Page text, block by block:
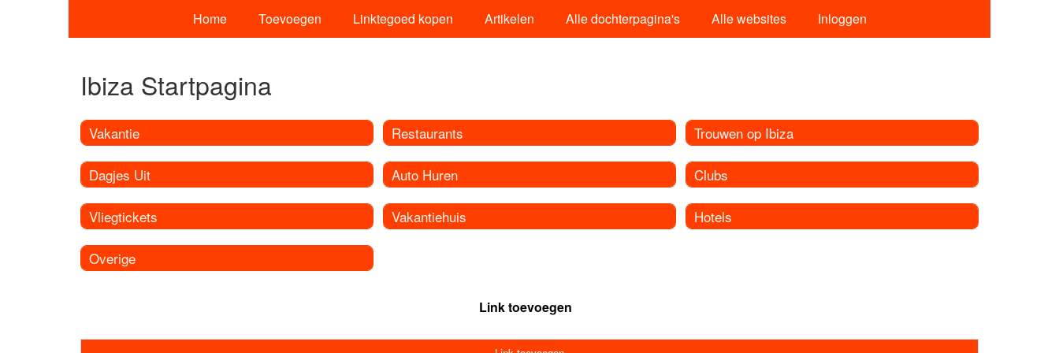
Home Toevoegen Linktegoed kopen Artikelen Alle dochterpagina's Alle websites Inloggen
Ibiza Startpagina
Vakantie
Dagjes Uit
Vliegtickets
Overige
Restaurants
Auto Huren
Vakantiehuis
Trouwen op Ibiza
Clubs
Hotels
Link toevoegen